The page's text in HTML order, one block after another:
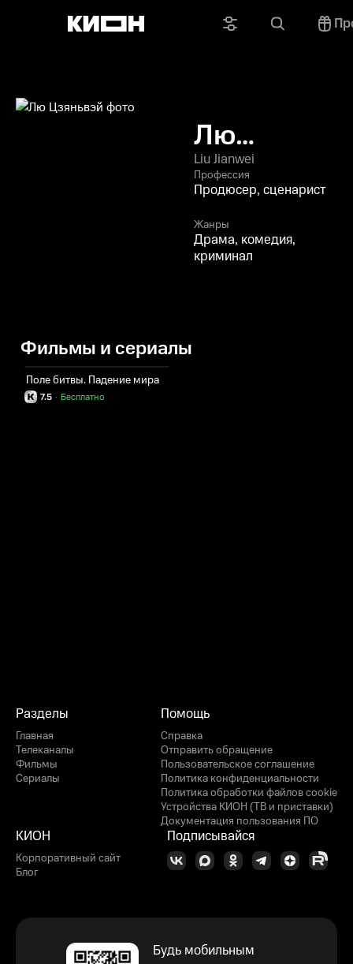
Лю
Цзяньвэй
Liu Jianwei
Профессия
Продюсер, сценарист
Жанры
Драма, комедия,
криминал
Фильмы и сериалы
Поле битвы. Падение мира
7.5 Бесплатно
·
Разделы
Главная
Телеканалы
Фильмы
Сериалы
Помощь
Справка
Отправить обращение
Пользовательское соглашение
Политика конфиденциальности
Политика обработки файлов cookie
Устройства КИОН (ТВ и приставки)
Документация пользования ПО
КИОН
Корпоративный сайт
Блог
Подписывайся
Будь мобильным